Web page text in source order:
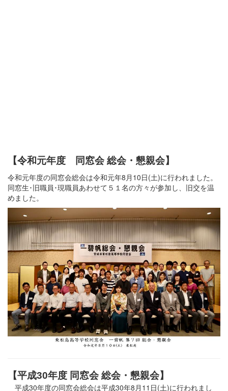
【令和元年度 同窓会 総会・懇親会】
令和元年度の同窓会総会は令和元年8月10日(土)に行われました。
同窓生･旧職員･現職員あわせて５１名の方々が参加し、旧交を温
めました。
【平成30年度 同窓会 総会・懇親会】
平成30年度の同窓会総会は平成30年8月11日(土)に行われまし